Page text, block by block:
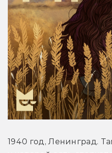
1940 год, Ленинград.